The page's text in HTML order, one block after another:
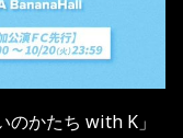
かたち with K」